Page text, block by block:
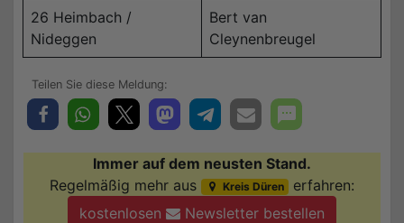
26 Heimbach /
Nideggen
Bert van
Cleynenbreugel
Immer auf dem neusten Stand.
Regelmäßig mehr aus
Kreis Düren erfahren:
kostenlosen
Newsletter bestellen